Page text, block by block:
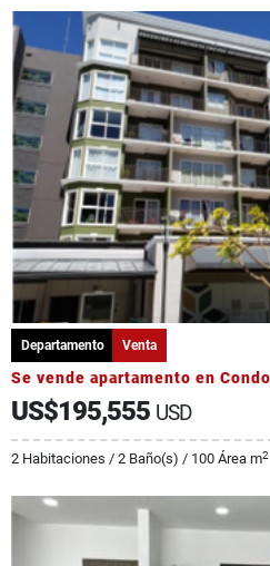
Departamento Venta
US$195,555 USD
2 Habitaciones / 2 Baño(s) / 100 Área m2